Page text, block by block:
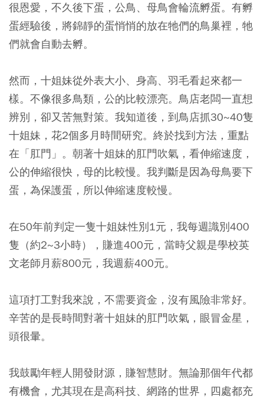
很恩愛，不久後下蛋，公鳥、母鳥會輪流孵蛋。有孵
蛋經驗後，將錦靜的蛋悄悄的放在牠們的鳥巢裡，牠
們就會自動去孵。
然而，十姐妹從外表大小、身高、羽毛看起來都一
樣。不像很多鳥類，公的比較漂亮。鳥店老闆一直想
辨別，卻又苦無對策。我知道後，到鳥店抓30~40隻
十姐妹，花2個多月時間研究。終於找到方法，重點
在「肛門」。朝著十姐妹的肛門吹氣，看伸縮速度，
公的伸縮很快，母的比較慢。我判斷是因為母鳥要下
蛋，為保護蛋，所以伸縮速度較慢。
在50年前判定一隻十姐妹性別1元，我每週識別400
隻（約2~3小時），賺進400元，當時父親是學校英
文老師月薪800元，我週薪400元。
這項打工對我來說，不需要資金，沒有風險非常好。
辛苦的是長時間對著十姐妹的肛門吹氣，眼冒金星，
頭很暈。
我鼓勵年輕人開發財源，賺智慧財。無論那個年代都
有機會，尤其現在是高科技、網路的世界，四處都充